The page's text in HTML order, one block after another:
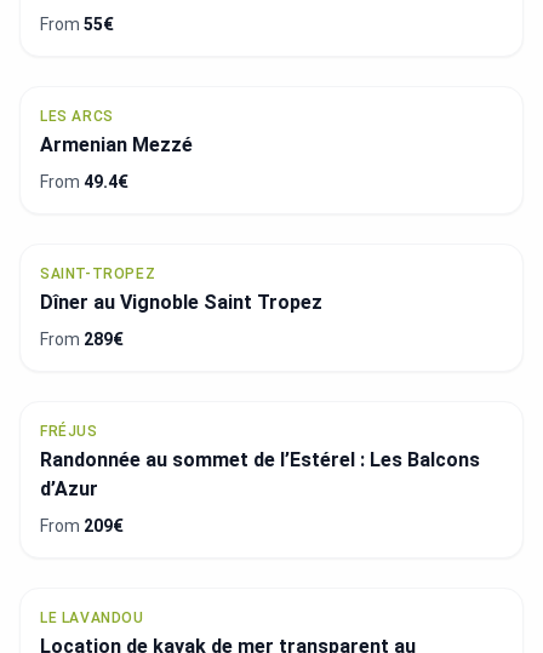
From 55€
LES ARCS
Armenian Mezzé
From 49.4€
SAINT-TROPEZ
Dîner au Vignoble Saint Tropez
From 289€
FRÉJUS
Randonnée au sommet de l’Estérel : Les Balcons
d’Azur
From 209€
LE LAVANDOU
Location de kayak de mer transparent au